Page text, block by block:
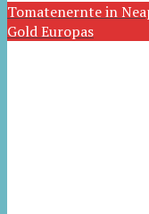
Tomatenernte in
Gold Europas